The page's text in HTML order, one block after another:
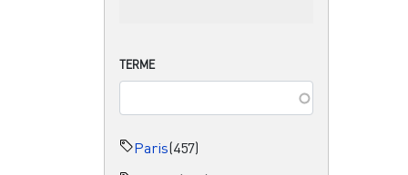
TERME
Paris(457)